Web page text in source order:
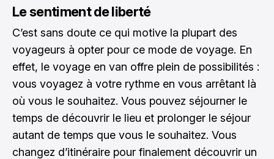
Le sentiment de liberté
C’est sans doute ce qui motive la plupart des
voyageurs à opter pour ce mode de voyage. En
effet, le voyage en van offre plein de possibilités :
vous voyagez à votre rythme en vous arrêtant là
où vous le souhaitez. Vous pouvez séjourner le
temps de découvrir le lieu et prolonger le séjour
autant de temps que vous le souhaitez. Vous
changez d’itinéraire pour finalement découvrir un